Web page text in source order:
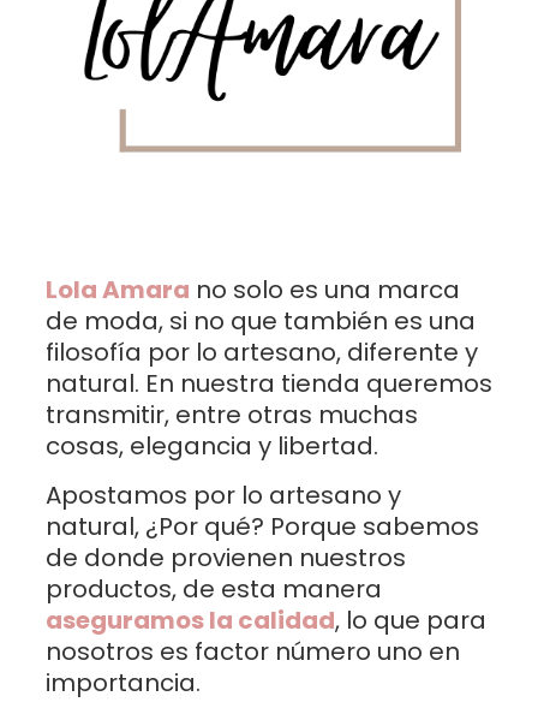
Lola Amara no solo es una marca
de moda, si no que también es una
filosofía por lo artesano, diferente y
natural. En nuestra tienda queremos
transmitir, entre otras muchas
cosas, elegancia y libertad.
Apostamos por lo artesano y
natural, ¿Por qué? Porque sabemos
de donde provienen nuestros
productos, de esta manera
aseguramos la calidad, lo que para
nosotros es factor número uno en
importancia.